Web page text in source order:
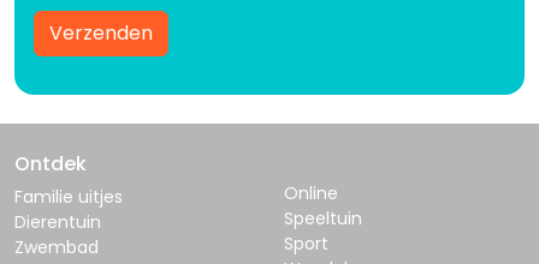
Verzenden
Ontdek
Familie uitjes
Dierentuin
Zwembad
Online
Speeltuin
Sport